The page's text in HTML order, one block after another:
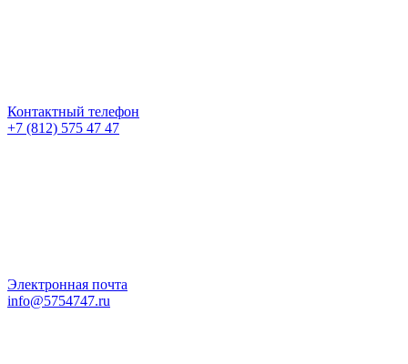
Контактный телефон
+7 (812) 575 47 47
Электронная почта
info@5754747.ru